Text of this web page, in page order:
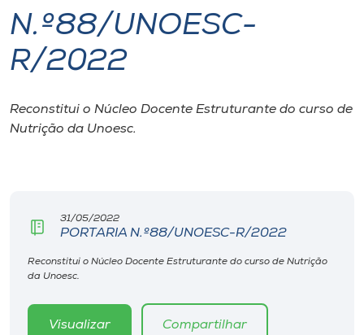
I.nova
Cultura
Biblioteca
Editora
Rádio
N.º88/UNOESC-
R/2022
Reconstitui o Núcleo Docente Estruturante do curso de
Nutrição da Unoesc.
31/05/2022
PORTARIA N.º88/UNOESC-R/2022
Reconstitui o Núcleo Docente Estruturante do curso de Nutrição
da Unoesc.
Visualizar Compartilhar